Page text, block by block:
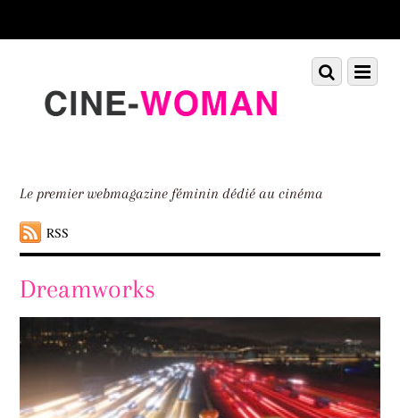
down
Le premier webmagazine féminin dédié au cinéma
RSS
Menu
Scroll
down
Dreamworks